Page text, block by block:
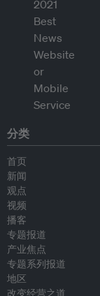
分类
首页
新闻
观点
视频
播客
专题报道
产业焦点
专题系列报道
地区
改变经营之道